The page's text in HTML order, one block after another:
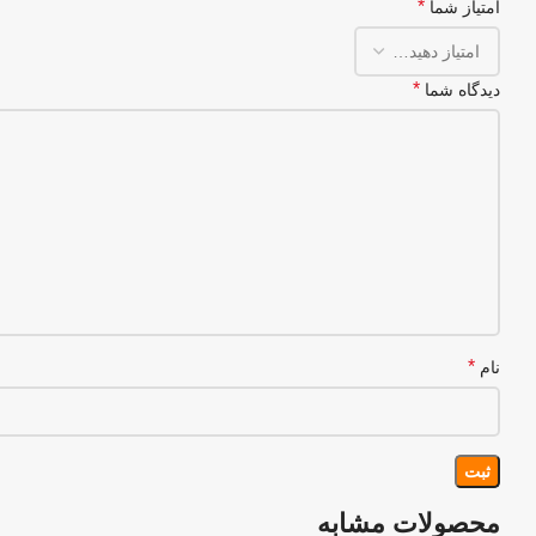
امتیاز شما *
دیدگاه شما *
نام *
محصولات مشابه